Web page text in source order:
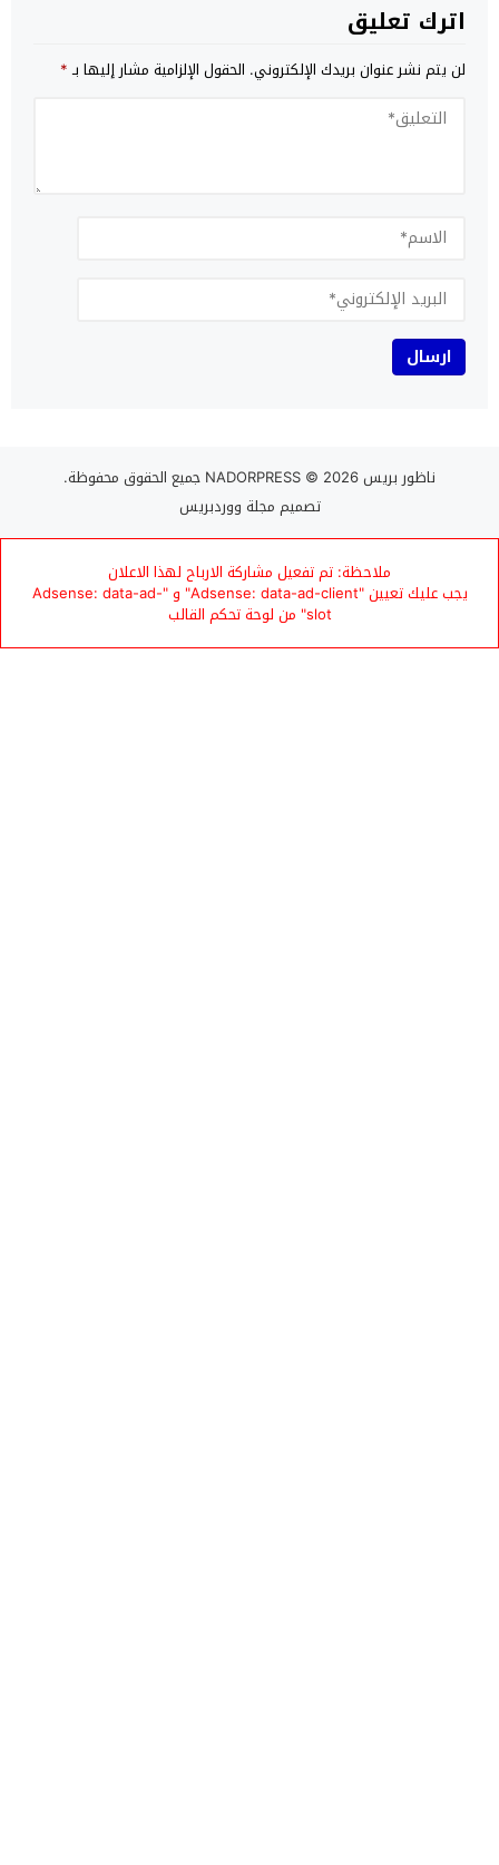
اترك تعليق
لن يتم نشر عنوان بريدك الإلكتروني. الحقول الإلزامية مشار إليها بـ*
ناظور بريس NADORPRESS© 2026 جميع الحقوق محفوظة.
تصميم مجلة ووردبريس
ملاحظة: تم تفعيل مشاركة الارباح لهذا الاعلان
يجب عليك تعيين "Adsense: data-ad-client" و "Adsense: data-ad-
slot" من لوحة تحكم القالب